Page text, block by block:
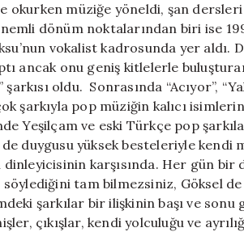
okurken müziğe yöneldi, şan
dönüm noktalarından biri ise
vokalist kadrosunda yer aldı.
ancak onu geniş kitlelerle
oldu. Sonrasında “Acıyor”,
şarkıyla pop müziğin kalıcı
Yeşilçam ve eski Türkçe pop
duygusu yüksek besteleriyle kendi
karşısında. Her gün bir
tam bilmezsiniz, Göksel
şarkılar bir ilişkinin başı ve
çıkışlar, kendi yolculuğu ve